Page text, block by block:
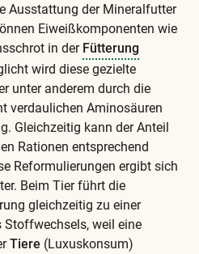
Ausstattung der Mineralfutter
Eiweißkomponenten wie
in der Fütterung
wird diese gezielte
unter anderem durch die
verdaulichen Aminosäuren
Gleichzeitig kann der Anteil
Rationen entsprechend
Reformulierungen ergibt sich
Beim Tier führt die
gleichzeitig zu einer
weil eine
Tiere (Luxuskonsum)